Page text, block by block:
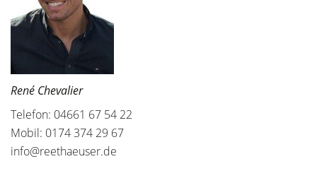
René Chevalier
Telefon: 04661 67 54 22
Mobil: 0174 374 29 67
info@reethaeuser.de